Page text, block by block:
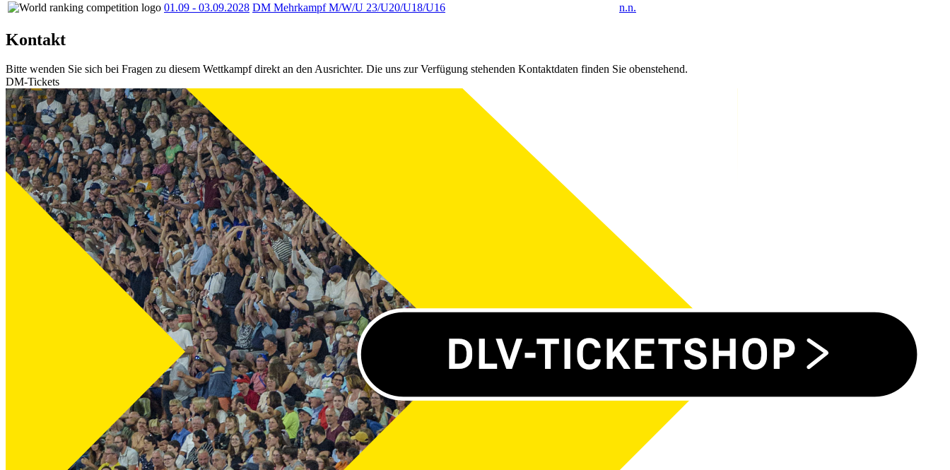
01.09 - 03.09.2028 DM Mehrkampf M/W/U 23/U20/U18/U16 n.n.
Kontakt
Bitte wenden Sie sich bei Fragen zu diesem Wettkampf direkt an den Ausrichter. Die uns zur Verfügung stehenden Kontaktdaten finden Sie obenstehend.
DM-Tickets